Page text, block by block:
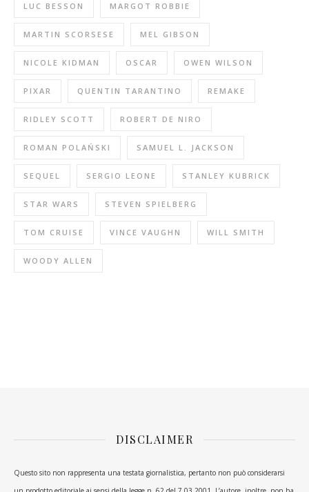
LUC BESSON MARGOT ROBBIE
MARTIN SCORSESE MEL GIBSON
NICOLE KIDMAN OSCAR OWEN WILSON
PIXAR QUENTIN TARANTINO REMAKE
RIDLEY SCOTT ROBERT DE NIRO
ROMAN POLAŃSKI SAMUEL L. JACKSON
SEQUEL SERGIO LEONE STANLEY KUBRICK
STAR WARS STEVEN SPIELBERG
TOM CRUISE VINCE VAUGHN WILL SMITH
WOODY ALLEN
DISCLAIMER
Questo sito non rappresenta una testata giornalistica, pertanto non può considerarsi